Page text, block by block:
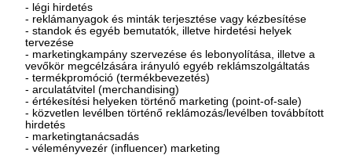
- légi hirdetés
- reklámanyagok és minták terjesztése vagy kézbesítése
- standok és egyéb bemutatók, illetve hirdetési helyek
tervezése
- marketingkampány szervezése és lebonyolítása, illetve a
vevőkör megcélzására irányuló egyéb reklámszolgáltatás
- termékpromóció (termékbevezetés)
- arculatátvitel (merchandising)
- értékesítési helyeken történő marketing (point-of-sale)
- közvetlen levélben történő reklámozás/levélben továbbított
hirdetés
- marketingtanácsadás
- véleményvezér (influencer) marketing